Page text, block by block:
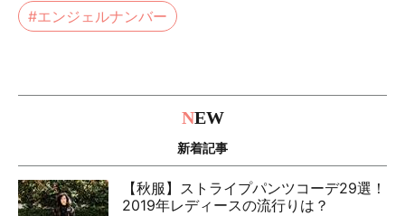
#エンジェルナンバー
NEW
新着記事
【秋服】ストライプパンツコーデ29選！
2019年レディースの流行りは？